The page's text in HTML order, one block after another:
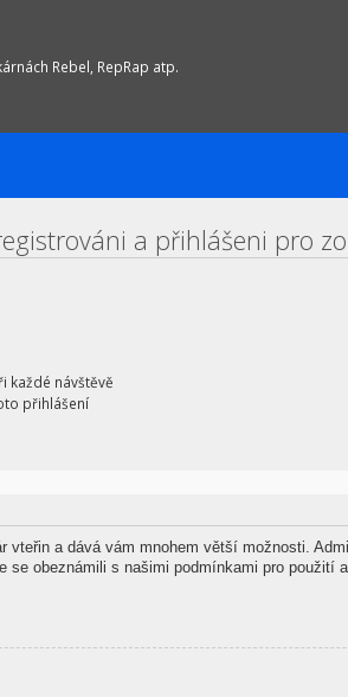
Rebel, RepRap atp.
a přihlášeni pro
každé návštěvě
přihlášení
vteřin a dává vám mnohem větší možnosti.
obeznámili s našimi podmínkami pro použití